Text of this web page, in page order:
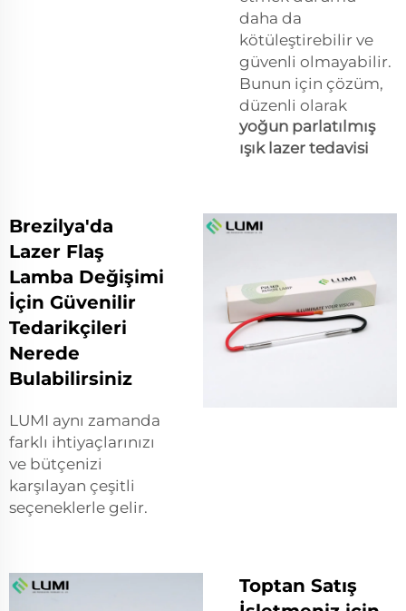
daha da
kötüleştirebilir ve
güvenli olmayabilir.
Bunun için çözüm,
düzenli olarak
yoğun parlatılmış
ışık lazer tedavisi
Brezilya'da
Lazer Flaş
Lamba Değişimi
İçin Güvenilir
Tedarikçileri
Nerede
Bulabilirsiniz
LUMI aynı zamanda
farklı ihtiyaçlarınızı
ve bütçenizi
karşılayan çeşitli
seçeneklerle gelir.
Toptan Satış